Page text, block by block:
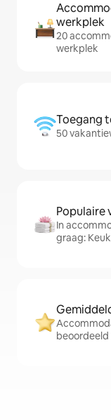
werkplek
20
werkplek
Toegang
50
Populaire
In
graag: